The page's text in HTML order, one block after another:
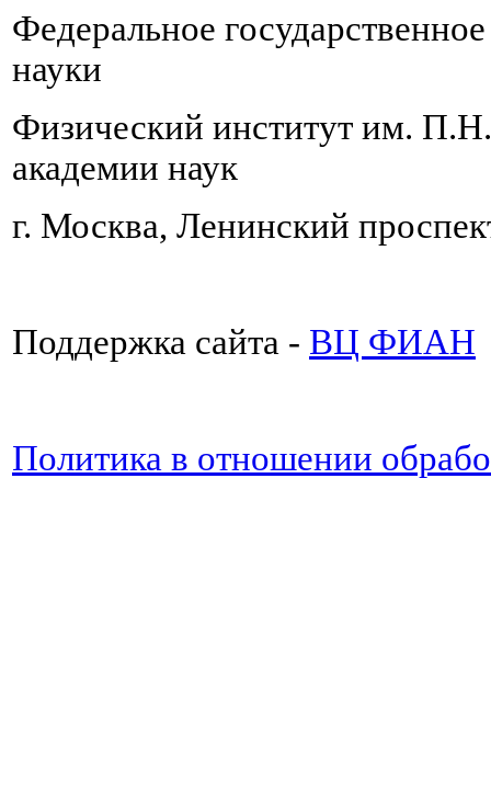
Федеральное
науки
Физический институт им.
академии наук
г. Москва, Ленинский
Поддержка сайта - ВЦ ФИАН
Политика в отношении